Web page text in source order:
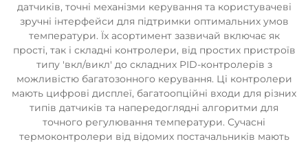
датчиків, точні механізми керування та користувачеві
зручні інтерфейси для підтримки оптимальних умов
температури. Їх асортимент зазвичай включає як
прості, так і складні контролери, від простих пристроїв
типу 'вкл/викл' до складних PID-контролерів з
можливістю багатозонного керування. Ці контролери
мають цифрові дисплеї, багатоопційні входи для різних
типів датчиків та напередоглядні алгоритми для
точного регулювання температури. Сучасні
термоконтролери від відомих постачальників мають